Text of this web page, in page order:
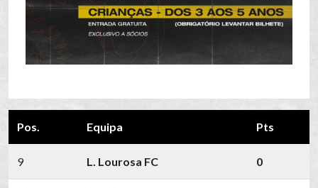
Pos. Equipa Pts
9 L. Lourosa FC 0